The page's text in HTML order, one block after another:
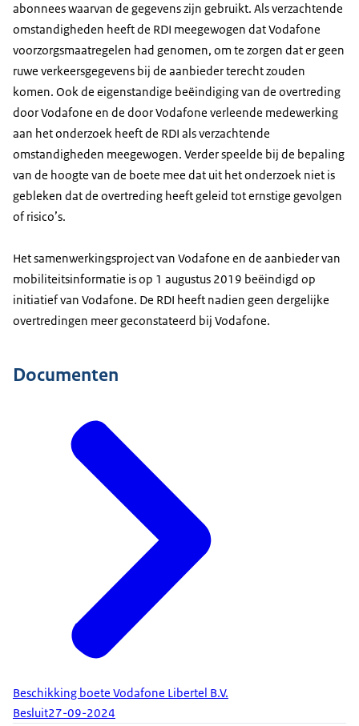
abonnees waarvan de gegevens zijn gebruikt. Als verzachtende
omstandigheden heeft de RDI meegewogen dat Vodafone
voorzorgsmaatregelen had genomen, om te zorgen dat er geen
ruwe verkeersgegevens bij de aanbieder terecht zouden
komen. Ook de eigenstandige beëindiging van de overtreding
door Vodafone en de door Vodafone verleende medewerking
aan het onderzoek heeft de RDI als verzachtende
omstandigheden meegewogen. Verder speelde bij de bepaling
van de hoogte van de boete mee dat uit het onderzoek niet is
gebleken dat de overtreding heeft geleid tot ernstige gevolgen
of risico’s.
Het samenwerkingsproject van Vodafone en de aanbieder van
mobiliteitsinformatie is op 1 augustus 2019 beëindigd op
initiatief van Vodafone. De RDI heeft nadien geen dergelijke
overtredingen meer geconstateerd bij Vodafone.
Documenten
Beschikking boete Vodafone Libertel B.V.
Besluit27-09-2024